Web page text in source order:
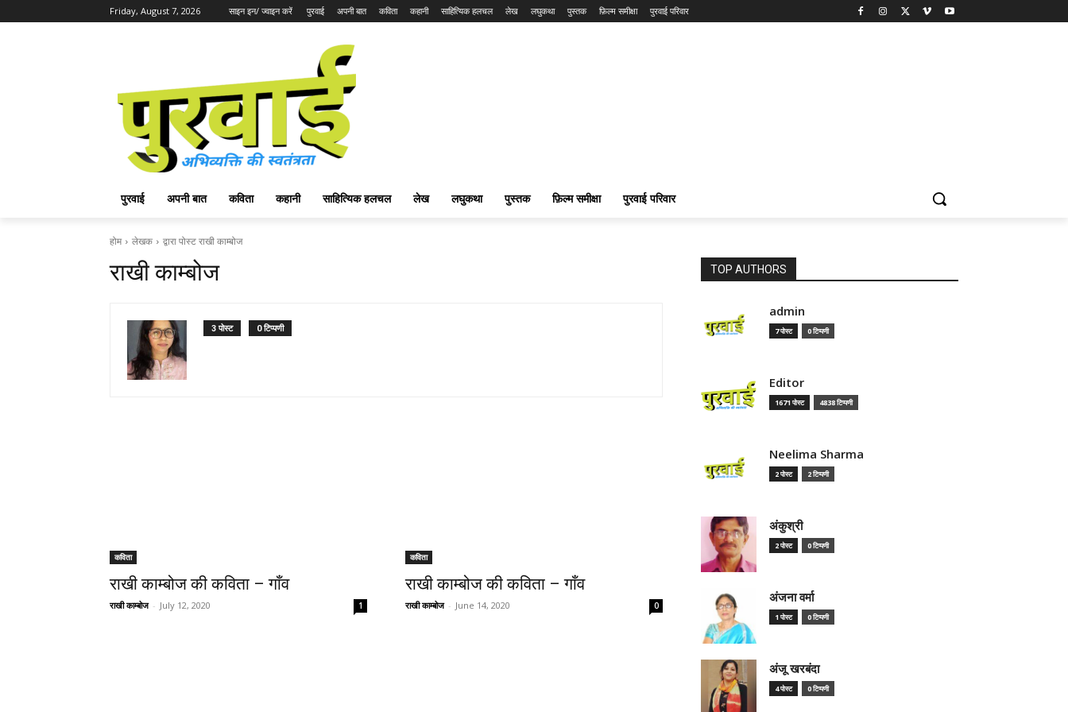
Friday, August 7, 2026 साइन इन/ ज्वाइन करें पुरवाई अपनी बात कविता कहानी साहित्यिक हलचल लेख लघुकथा पुस्तक फ़िल्म समीक्षा पुरवाई परिवार
पुरवाई अपनी बात कविता कहानी साहित्यिक हलचल लेख लघुकथा पुस्तक फ़िल्म समीक्षा पुरवाई परिवार
होम लेखक द्वारा पोस्ट राखी काम्बोज
राखी काम्बोज
3 पोस्ट 0 टिप्पणी
कविता
राखी काम्बोज की कविता – गाँव
राखी काम्बोज - July 12, 2020 1
कविता
राखी काम्बोज की कविता – गाँव
राखी काम्बोज - June 14, 2020 0
TOP AUTHORS
admin
7 पोस्ट 0 टिप्पणी
Editor
1671 पोस्ट 4838 टिप्पणी
Neelima Sharma
2 पोस्ट 2 टिप्पणी
अंकुश्री
2 पोस्ट 0 टिप्पणी
अंजना वर्मा
1 पोस्ट 0 टिप्पणी
अंजू खरबंदा
4 पोस्ट 0 टिप्पणी